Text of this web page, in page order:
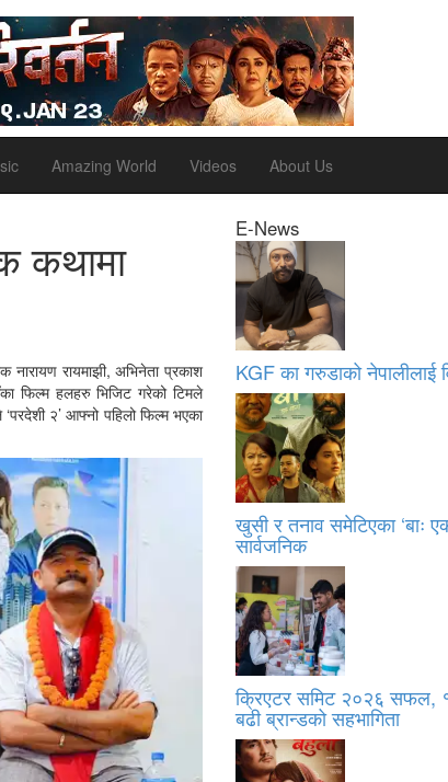
Amazing World Videos About Us
कथामा
नारायण रायमाझी, अभिनेता प्रकाश
फिल्म हलहरु भिजिट गरेको टिमले
२’ आफ्नो पहिलो फिल्म भएका
E-News
KGF का गरुडाको
खुसी र तनाव समेटिएका ‘बाः
सार्वजनिक
क्रिएटर समिट २०२६ सफल,
बढी ब्रान्डको सहभागिता